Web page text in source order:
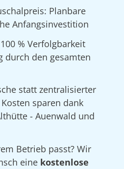
Planbare
Anfangsinvestition
% Verfolgbarkeit
durch den gesamten
statt zentralisierter
sparen dank
- Auenwald und
Betrieb passt? Wir
eine kostenlose